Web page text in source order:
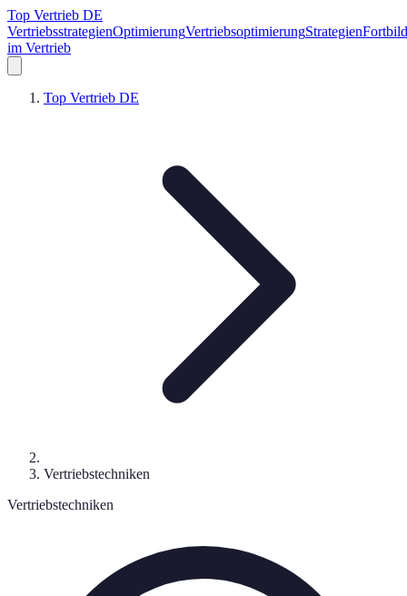
Top Vertrieb DE
VertriebsstrategienOptimierungVertriebsoptimierungStrategien
im Vertrieb
Top Vertrieb DE
Vertriebstechniken
Vertriebstechniken